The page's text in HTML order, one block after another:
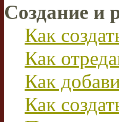
Создание и
Как
Как
Как
Как